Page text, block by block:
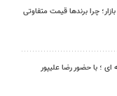
چرا برندها قیمت متفاوتی
؛ با حضور رضا علیپور